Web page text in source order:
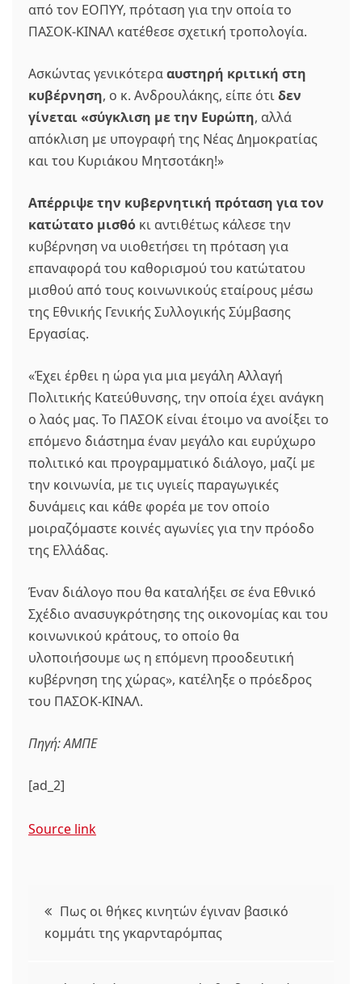
από τον ΕΟΠΥΥ, πρόταση για την οποία το
ΠΑΣΟΚ-ΚΙΝΑΛ κατέθεσε σχετική τροπολογία.
Ασκώντας γενικότερααυστηρή κριτική στη
κυβέρνηση, ο κ. Ανδρουλάκης, είπε ότιδεν
γίνεται «σύγκλιση με την Ευρώπη, αλλά
απόκλιση με υπογραφή της Νέας Δημοκρατίας
και του Κυριάκου Μητσοτάκη!»
Απέρριψε την κυβερνητική πρόταση για τον
κατώτατο μισθό κι αντιθέτως κάλεσε την
κυβέρνηση να υιοθετήσει τη πρόταση για
επαναφορά του καθορισμού του κατώτατου
μισθού από τους κοινωνικούς εταίρους μέσω
της Εθνικής Γενικής Συλλογικής Σύμβασης
Εργασίας.
«Έχει έρθει η ώρα για μια μεγάλη Αλλαγή
Πολιτικής Κατεύθυνσης, την οποία έχει ανάγκη
ο λαός μας. Το ΠΑΣΟΚ είναι έτοιμο να ανοίξει το
επόμενο διάστημα έναν μεγάλο και ευρύχωρο
πολιτικό και προγραμματικό διάλογο, μαζί με
την κοινωνία, με τις υγιείς παραγωγικές
δυνάμεις και κάθε φορέα με τον οποίο
μοιραζόμαστε κοινές αγωνίες για την πρόοδο
της Ελλάδας.
Έναν διάλογο που θα καταλήξει σε ένα Εθνικό
Σχέδιο ανασυγκρότησης της οικονομίας και του
κοινωνικού κράτους, το οποίο θα
υλοποιήσουμε ως η επόμενη προοδευτική
κυβέρνηση της χώρας», κατέληξε ο πρόεδρος
του ΠΑΣΟΚ-ΚΙΝΑΛ.
Πηγή: ΑΜΠΕ
[ad_2]
Source link
Πλοήγηση
άρθρων
Πως οι θήκες κινητών έγιναν βασικό
κομμάτι της γκαρνταρόμπας